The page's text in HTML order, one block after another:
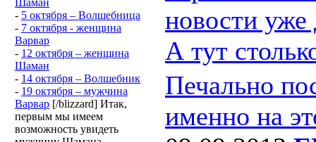
Шаман
- 5 октября – Волшебница
- 7 октября - женщина
Варвар
- 12 октября – женщина
Шаман
- 14 октября – Волшебник
- 19 октября – мужчина
Варвар [/blizzard] Итак,
первым мы имеем
возможность увидеть
новости уже
А тут
Печально
именно на